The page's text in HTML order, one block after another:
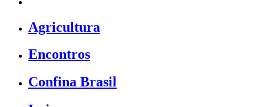
Agricultura
Encontros
Confina Brasil